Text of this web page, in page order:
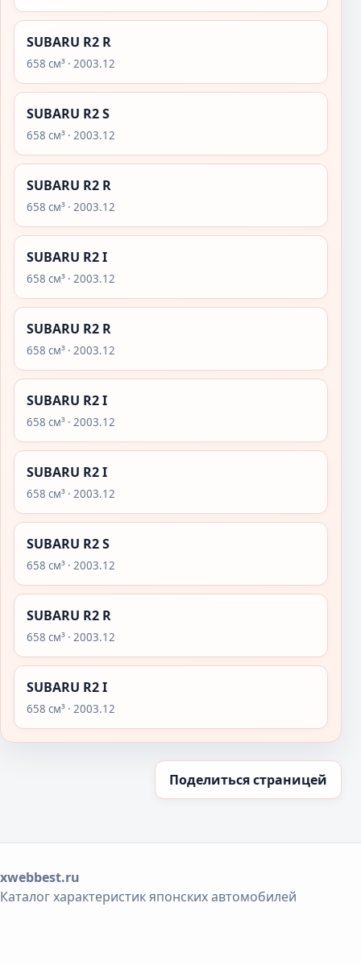
SUBARU R2 R
658 см³ · 2003.12
SUBARU R2 S
658 см³ · 2003.12
SUBARU R2 R
658 см³ · 2003.12
SUBARU R2 I
658 см³ · 2003.12
SUBARU R2 R
658 см³ · 2003.12
SUBARU R2 I
658 см³ · 2003.12
SUBARU R2 I
658 см³ · 2003.12
SUBARU R2 S
658 см³ · 2003.12
SUBARU R2 R
658 см³ · 2003.12
SUBARU R2 I
658 см³ · 2003.12
Поделиться страницей
xwebbest.ru
Каталог характеристик японских автомобилей